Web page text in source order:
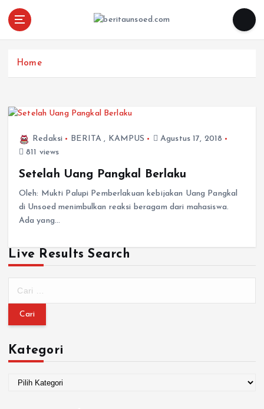
Home
Redaksi BERITA , KAMPUS
Agustus 17, 2018
811 views
Setelah Uang Pangkal Berlaku
Oleh: Mukti Palupi Pemberlakuan kebijakan Uang Pangkal
di Unsoed menimbulkan reaksi beragam dari mahasiswa.
Ada yang…
Live Results Search
Kategori